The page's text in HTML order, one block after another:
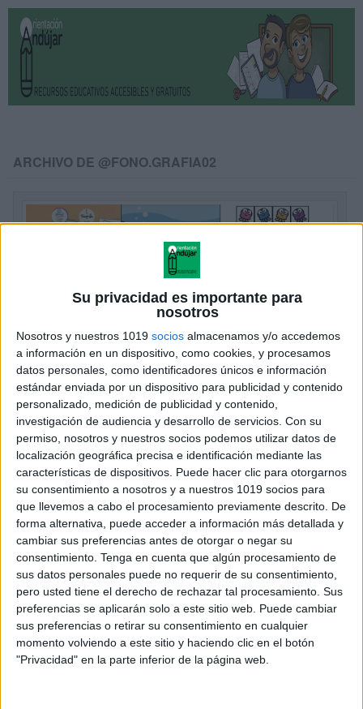
Su privacidad es importante para
nosotros
Nosotros y nuestros 1019 socios almacenamos y/o accedemos
a información en un dispositivo, como cookies, y procesamos
datos personales, como identificadores únicos e información
estándar enviada por un dispositivo para publicidad y contenido
personalizado, medición de publicidad y contenido,
investigación de audiencia y desarrollo de servicios. Con su
permiso, nosotros y nuestros socios podemos utilizar datos de
localización geográfica precisa e identificación mediante las
características de dispositivos. Puede hacer clic para otorgarnos
su consentimiento a nosotros y a nuestros 1019 socios para
que llevemos a cabo el procesamiento previamente descrito. De
forma alternativa, puede acceder a información más detallada y
cambiar sus preferencias antes de otorgar o negar su
consentimiento. Tenga en cuenta que algún procesamiento de
sus datos personales puede no requerir de su consentimiento,
pero usted tiene el derecho de rechazar tal procesamiento. Sus
preferencias se aplicarán solo a este sitio web. Puede cambiar
sus preferencias o retirar su consentimiento en cualquier
momento volviendo a este sitio y haciendo clic en el botón
"Privacidad" en la parte inferior de la página web.
ARCHIVO DE @FONO.GRAFIA02
Medusitas bonitas tarjetas de atención,
conteo, sumas y restas
Publicado el 5 febrero, 2024
Super recurso de @aula_pt_carlos y @fono.grafia02
Te presentamos nuestro nuevo recurso imprimible:
Medusitas! ?? Sumérgete en la diversión y aprendizaje
con esta colorida escena del mar, acompañada de
medusas de colores y […]
SEGUIR LEYENDO